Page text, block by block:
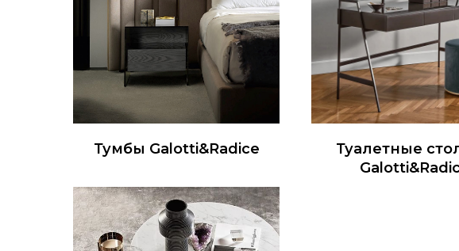
Тумбы Galotti&Radice
Туалетные